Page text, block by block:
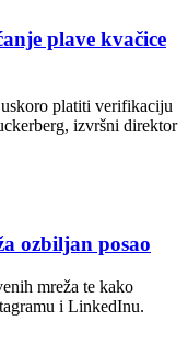
plave kvačice
platiti verifikaciju
izvršni direktor
ozbiljan posao
mreža te kako
i LinkedInu.